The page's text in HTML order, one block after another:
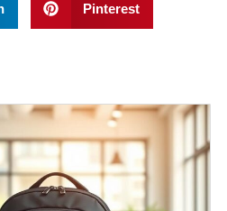
Pinterest